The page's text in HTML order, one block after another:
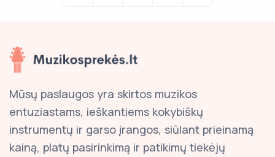
Mūsų paslaugos yra skirtos muzikos
entuziastams, ieškantiems kokybiškų
instrumentų ir garso įrangos, siūlant prieinamą
kainą, platų pasirinkimą ir patikimų tiekėjų